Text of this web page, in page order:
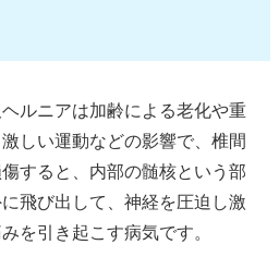
ルニアは加齢による老化や重
しい運動などの影響で、椎間
すると、内部の髄核という部
飛び出して、神経を圧迫し激
を引き起こす病気です。